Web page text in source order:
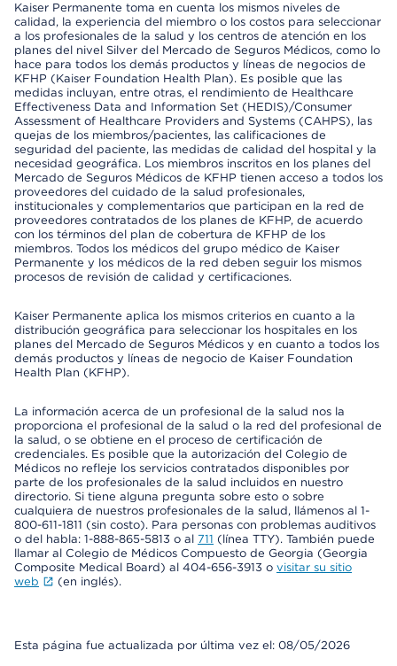
Kaiser Permanente toma en cuenta los mismos niveles de
calidad, la experiencia del miembro o los costos para seleccionar
a los profesionales de la salud y los centros de atención en los
planes del nivel Silver del Mercado de Seguros Médicos, como lo
hace para todos los demás productos y líneas de negocios de
KFHP (Kaiser Foundation Health Plan). Es posible que las
medidas incluyan, entre otras, el rendimiento de Healthcare
Effectiveness Data and Information Set (HEDIS)/Consumer
Assessment of Healthcare Providers and Systems (CAHPS), las
quejas de los miembros/pacientes, las calificaciones de
seguridad del paciente, las medidas de calidad del hospital y la
necesidad geográfica. Los miembros inscritos en los planes del
Mercado de Seguros Médicos de KFHP tienen acceso a todos los
proveedores del cuidado de la salud profesionales,
institucionales y complementarios que participan en la red de
proveedores contratados de los planes de KFHP, de acuerdo
con los términos del plan de cobertura de KFHP de los
miembros. Todos los médicos del grupo médico de Kaiser
Permanente y los médicos de la red deben seguir los mismos
procesos de revisión de calidad y certificaciones.
Kaiser Permanente aplica los mismos criterios en cuanto a la
distribución geográfica para seleccionar los hospitales en los
planes del Mercado de Seguros Médicos y en cuanto a todos los
demás productos y líneas de negocio de Kaiser Foundation
Health Plan (KFHP).
La información acerca de un profesional de la salud nos la
proporciona el profesional de la salud o la red del profesional de
la salud, o se obtiene en el proceso de certificación de
credenciales. Es posible que la autorización del Colegio de
Médicos no refleje los servicios contratados disponibles por
parte de los profesionales de la salud incluidos en nuestro
directorio. Si tiene alguna pregunta sobre esto o sobre
cualquiera de nuestros profesionales de la salud, llámenos al 1-
800-611-1811 (sin costo). Para personas con problemas auditivos
o del habla: 1-888-865-5813 o al 711 (línea TTY). También puede
llamar al Colegio de Médicos Compuesto de Georgia (Georgia
Composite Medical Board) al 404-656-3913 o visitar su sitio
web
(en inglés).
Esta página fue actualizada por última vez el: 08/05/2026